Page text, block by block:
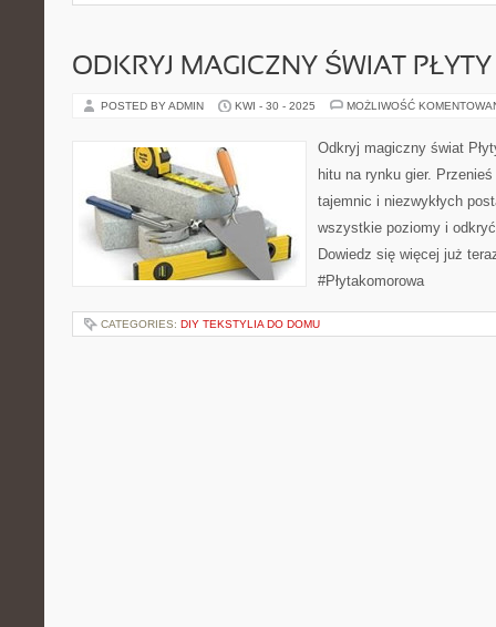
ODKRYJ MAGICZNY ŚWIAT
POSTED BY ADMIN KWI - 30 - 2025 MOŻLIWOŚĆ
Odkryj magiczny świat
hitu na rynku gier.
tajemnic i niezwykłych
wszystkie poziomy i
Dowiedz się więcej już
#Płytakomorowa
CATEGORIES: DIY TEKSTYLIA DO DOMU